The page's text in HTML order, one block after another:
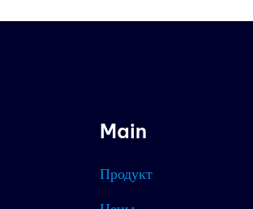
Main
Продукт